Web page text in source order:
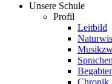
Unsere Schule
Profil
Leitbild
Chronik